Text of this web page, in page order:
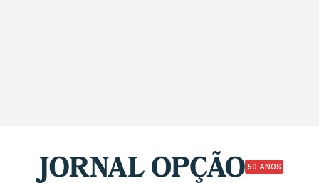
50 ANOS